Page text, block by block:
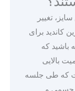
تغییر
کاندید برای
باشید که
بالایی
که طی جلسه
جسمی و